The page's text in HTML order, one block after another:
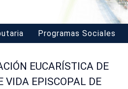
Programas Sociales
EUCARÍSTICA DE
VIDA EPISCOPAL DE